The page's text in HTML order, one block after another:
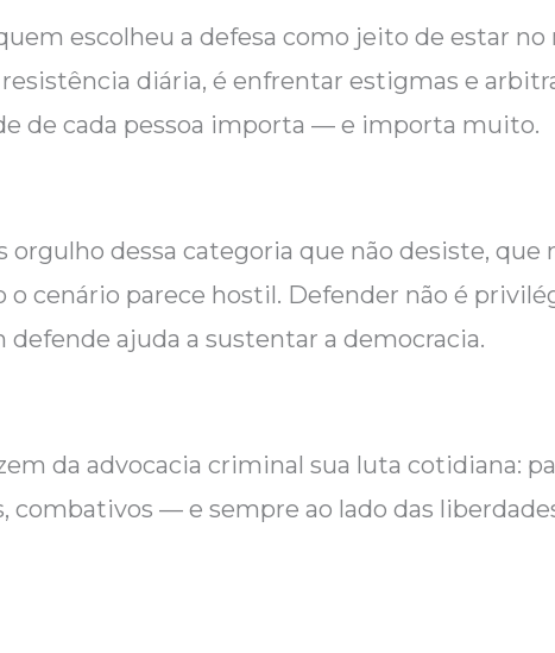
escolheu a defesa como jeito de estar no
diária, é enfrentar estigmas e
de cada pessoa importa — e importa muito.
orgulho dessa categoria que não desiste,
cenário parece hostil. Defender não é
ajuda a sustentar a democracia.
da advocacia criminal sua luta cotidiana:
combativos — e sempre ao lado das